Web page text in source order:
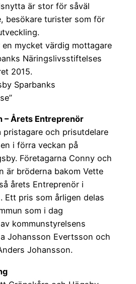
är stor för såväl
besökare turister som för
en mycket värdig mottagare
Näringslivsstiftelses
2015.
Sparbanks
– Årets Entreprenör
pristagare och prisutdelare
i förra veckan på
Företagarna Conny och
är bröderna bakom Vette
årets Entreprenör i
Ett pris som årligen delas
som i dag
kommunstyrelsens
Johansson Evertsson och
Johansson.